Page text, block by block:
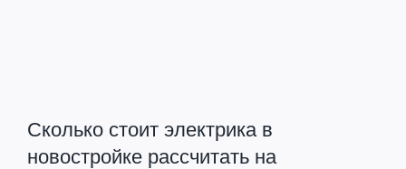
Сколько стоит электрика в
новостройке рассчитать на